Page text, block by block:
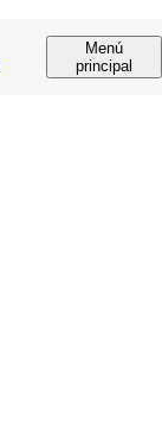
Menú
principal